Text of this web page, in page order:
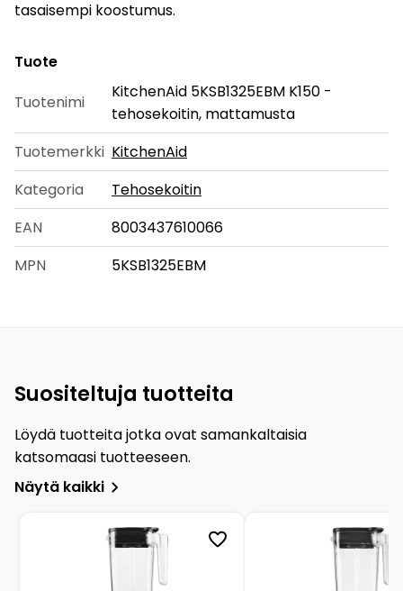
tasaisempi koostumus.
Tuote
Tuotenimi
KitchenAid 5KSB1325EBM K150 -
tehosekoitin, mattamusta
Tuotemerkki KitchenAid
Kategoria
Tehosekoitin
EAN
8003437610066
MPN
5KSB1325EBM
Suositeltuja tuotteita
Löydä tuotteita jotka ovat samankaltaisia
katsomaasi tuotteeseen.
Näytä kaikki